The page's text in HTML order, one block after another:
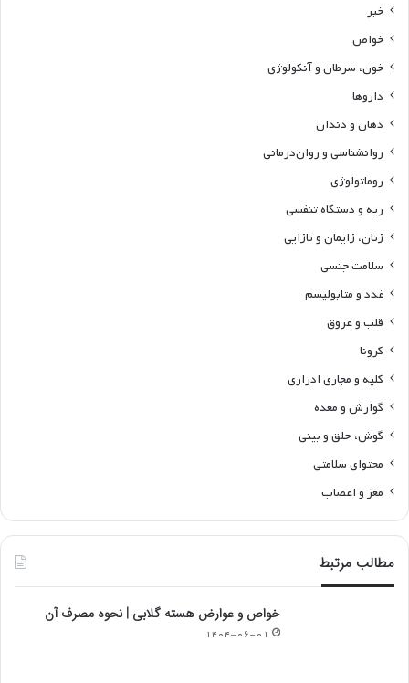
خبر
خواص
خون، سرطان و آنکولوژی
داروها
دهان و دندان
روانشناسی و روان‌درمانی
روماتولوژی
ریه و دستگاه تنفسی
زنان، زایمان و نازایی
سلامت جنسی
غدد و متابولیسم
قلب و عروق
کرونا
کلیه و مجاری ادراری
گوارش و معده
گوش، حلق و بینی
محتوای سلامتی
مغز و اعصاب
مطالب مرتبط
خواص و عوارض هسته گلابی | نحوه مصرف آن
۱۴۰۴-۰۶-۰۱